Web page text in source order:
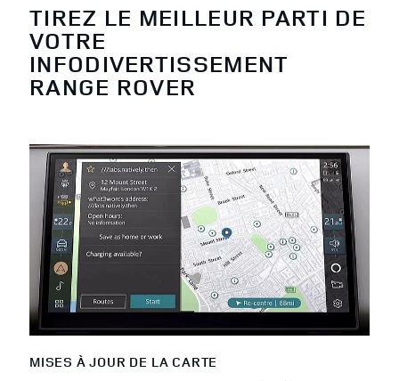
TIREZ LE MEILLEUR PARTI DE
VOTRE
INFODIVERTISSEMENT
RANGE ROVER
MISES À JOUR DE LA CARTE